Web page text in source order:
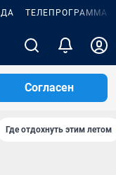
ТЕЛЕПРОГРАММА
Согласен
Где отдохнуть этим летом